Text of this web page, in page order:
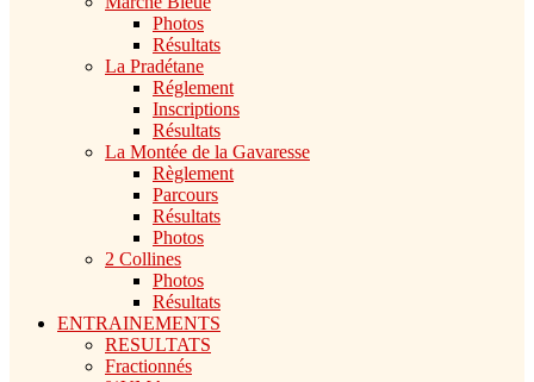
Photos
Résultats
La Pradétane
Réglement
Inscriptions
Résultats
La Montée de la Gavaresse
Règlement
Parcours
Résultats
Photos
2 Collines
Photos
Résultats
ENTRAINEMENTS
RESULTATS
Fractionnés